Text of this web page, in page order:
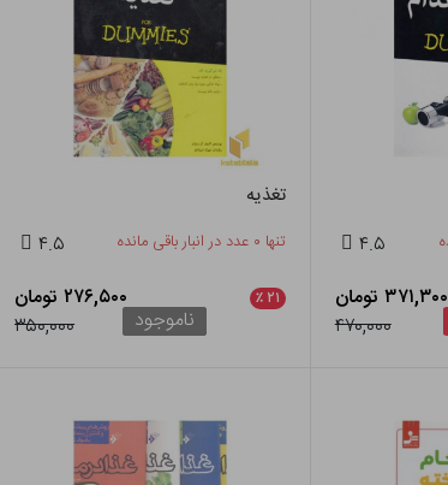
۴.۵
۳۷۱,۳۰۰ تومان
۴۷۰,۰۰۰
تغذیه
تنها ۰ عدد در انبار باقی مانده ۴.۵
۲۱ ٪
۲۷۶,۵۰۰ تومان
۳۵۰,۰۰۰
ناموجود